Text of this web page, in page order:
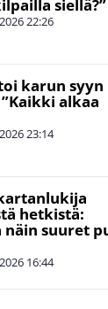
siellä?”
22:26
karun syyn
alkaa
23:14
hetkistä:
näin suuret
16:44